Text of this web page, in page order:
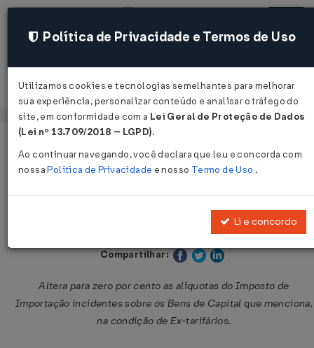
Acessar
21/06/2021
Publicado no DOU em 23 jun 2021
Compartilhar:
Altera para zero por cento as alíquotas do Imposto de
Importação incidentes sobre os Bens de Capital que menciona,
na condição de Ex-tarifários.
Política de Privacidade e Termos de Uso
Utilizamos cookies e tecnologias semelhantes para melhorar
sua experiência, personalizar conteúdo e analisar o tráfego do
site, em conformidade com a Lei Geral de Proteção de Dados
(Lei nº 13.709/2018 – LGPD).
Ao continuar navegando, você declara que leu e concorda com
nossaPolítica de Privacidade e nosso Termo de Uso .
Li e concordo